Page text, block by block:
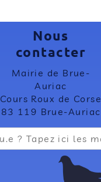
Nous
contacter
Mairie de Brue-
Auriac
Cours Roux de Corse
83 119 Brue-Auriac